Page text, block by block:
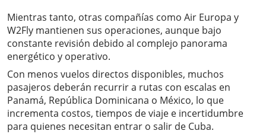
Mientras tanto, otras compañías como Air Europa y
W2Fly mantienen sus operaciones, aunque bajo
constante revisión debido al complejo panorama
energético y operativo.
Con menos vuelos directos disponibles, muchos
pasajeros deberán recurrir a rutas con escalas en
Panamá, República Dominicana o México, lo que
incrementa costos, tiempos de viaje e incertidumbre
para quienes necesitan entrar o salir de Cuba.